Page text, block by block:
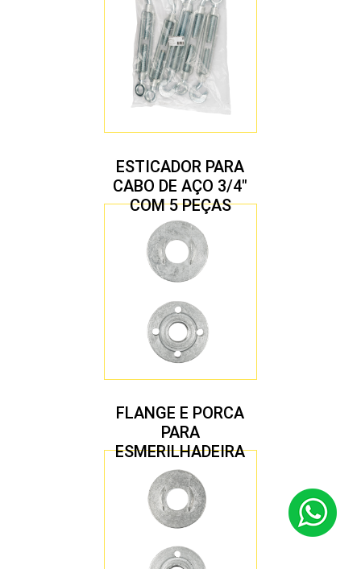
ESTICADOR PARA
CABO DE AÇO 3/4″
COM 5 PEÇAS
FLANGE E PORCA
PARA
ESMERILHADEIRA
4.1/2″ 22,23 MM